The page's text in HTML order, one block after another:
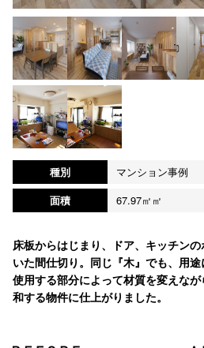
種別
マンション事例
面積
67.97㎡㎡
床板からはじまり、ドア、キッチン
いた間仕切り。同じ『木』でも、用途
使用する部分によって材質を変えな
和する物件に仕上がりました。